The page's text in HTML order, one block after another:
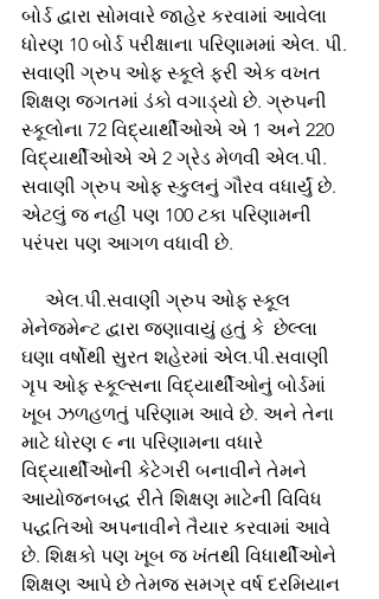
બોર્ડ દ્વારા સોમવારે જાહેર કરવામાં આવેલા
ધોરણ 10 બોર્ડ પરીક્ષાના પરિણામમાં એલ. પી.
સવાણી ગ્રુપ ઓફ સ્કૂલે ફરી એક વખત
શિક્ષણ જગતમાં ડંકો વગાડ્યો છે. ગ્રુપની
સ્કૂલોના 72 વિદ્યાર્થીઓએ એ 1 અને 220
વિદ્યાર્થીઓએ એ 2 ગ્રેડ મેળવી એલ.પી.
સવાણી ગ્રુપ ઓફ સ્કુલનું ગૌરવ વધાર્યું છે.
એટલું જ નહીં પણ 100 ટકા પરિણામની
પરંપરા પણ આગળ વધાવી છે.
મેનેજમેન્ટ દ્વારા જણાવાયું હતું કે  છેલ્લા
ઘણા વર્ષોથી સુરત શહેરમાં એલ.પી.સવાણી
ગૃપ ઓફ સ્કૂલ્સના વિદ્યાર્થીઓનું બોર્ડમાં
ખૂબ ઝળહળતું પરિણામ આવે છે. અને તેના
માટે ધોરણ ૯ ના પરિણામના વધારે
વિદ્યાર્થીઓની કેટેગરી બનાવીને તેમને
આયોજનબદ્ધ રીતે શિક્ષણ માટેની વિવિધ
પદ્ધતિઓ અપનાવીને તૈયાર કરવામાં આવે
છે. શિક્ષકો પણ ખૂબ જ ખંતથી વિધાર્થીઓને
શિક્ષણ આપે છે તેમજ સમગ્ર વર્ષ દરમિયાન